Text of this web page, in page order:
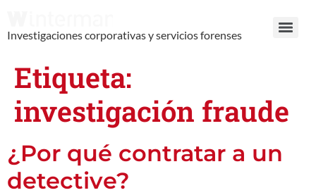
Investigaciones corporativas y servicios forenses
Etiqueta:
investigación fraude
¿Por qué contratar a un
detective?